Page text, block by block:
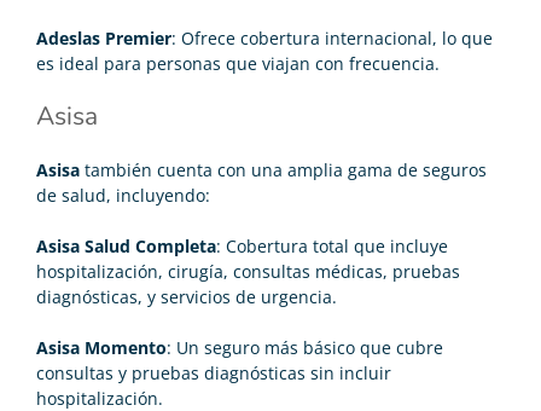
Adeslas Premier: Ofrece cobertura internacional, lo que
es ideal para personas que viajan con frecuencia.
Asisa
Asisa también cuenta con una amplia gama de seguros
de salud, incluyendo:
Asisa Salud Completa: Cobertura total que incluye
hospitalización, cirugía, consultas médicas, pruebas
diagnósticas, y servicios de urgencia.
Asisa Momento: Un seguro más básico que cubre
consultas y pruebas diagnósticas sin incluir
hospitalización.